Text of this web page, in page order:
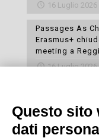
16 Luglio 2026
Passages As
Erasmus+
meeting a
16 Luglio 2026
Esami di
cura della
16 Luglio 2026
Questo sito
dati